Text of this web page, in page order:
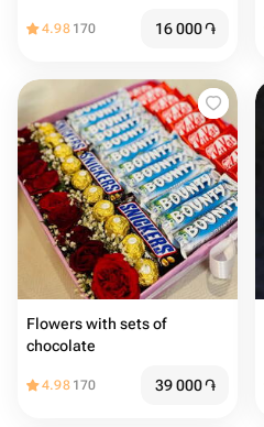
4.98 170 16 000֏
Flowers with sets of
chocolate
4.98 170 39 000֏